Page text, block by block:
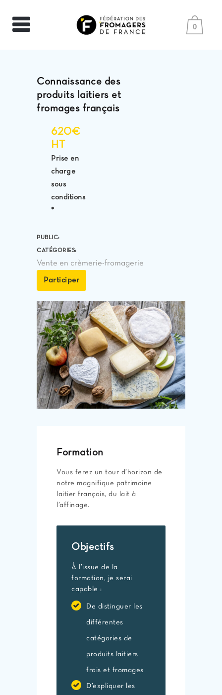
0
Connaissance des
produits laitiers et
fromages français
620€
HT
Prise en
charge
sous
conditions
*
PUBLIC:
CATÉGORIES:
Vente en crèmerie-fromagerie
Participer
Formation
Vous ferez un tour d’horizon de
notre magnifique patrimoine
laitier français, du lait à
l’affinage.
Objectifs
À l’issue de la
formation, je serai
capable :
De distinguer les
différentes
catégories de
produits laitiers
frais et fromages
D’expliquer les